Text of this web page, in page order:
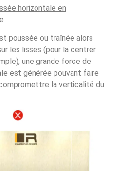
horizontale en
poussée ou traînée alors
les lisses (pour la centrer
une grande force de
est générée pouvant faire
la verticalité du